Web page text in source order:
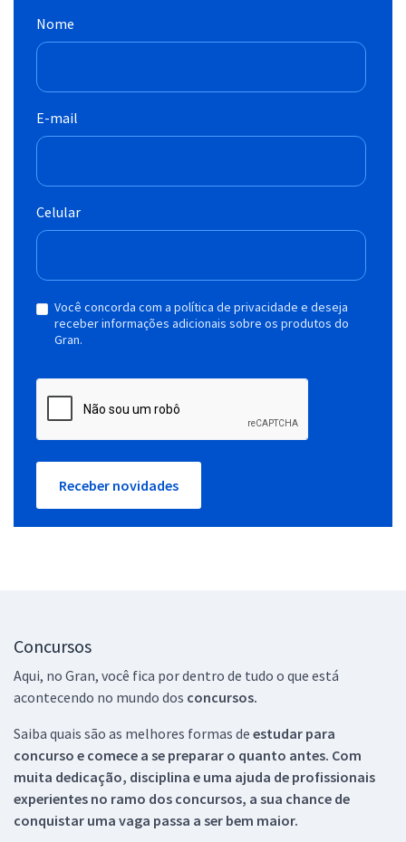
Nome
E-mail
Celular
Você concorda com a política de privacidade e deseja
receber informações adicionais sobre os produtos do
Gran.
Receber novidades
Concursos
Aqui, no Gran, você fica por dentro de tudo o que está
acontecendo no mundo dos concursos.
Saiba quais são as melhores formas de estudar para
concurso e comece a se preparar o quanto antes. Com
muita dedicação, disciplina e uma ajuda de profissionais
experientes no ramo dos concursos, a sua chance de
conquistar uma vaga passa a ser bem maior.